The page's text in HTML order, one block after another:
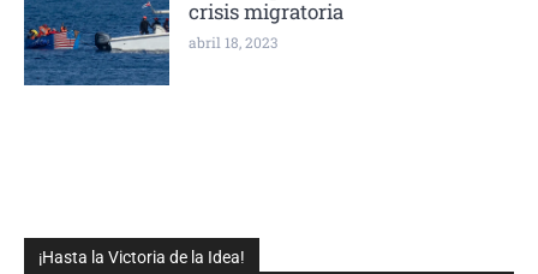
¡Hasta la Victoria de la Idea!
crisis migratoria
abril 18, 2023